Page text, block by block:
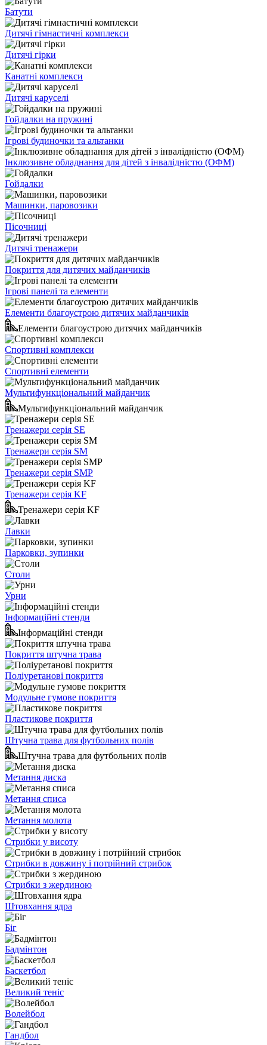
Батути
Дитячі гімнастичні комплекси
Дитячі гірки
Канатні комплекси
Дитячі каруселі
Гойдалки на пружині
Ігрові будиночки та альтанки
Інклюзивне обладнання для дітей з інвалідністю (ОФМ)
Гойдалки
Машинки, паровозики
Пісочниці
Дитячі тренажери
Покриття для дитячих майданчиків
Ігрові панелі та елементи
Елементи благоустрою дитячих майданчиків
Елементи благоустрою дитячих майданчиків
Спортивні комплекси
Спортивні елементи
Мультифункціональний майданчик
Мультифункціональний майданчик
Тренажери серія SE
Тренажери серія SM
Тренажери серія SMP
Тренажери серія KF
Тренажери серія KF
Лавки
Парковки, зупинки
Столи
Урни
Інформаційні стенди
Інформаційні стенди
Покриття штучна трава
Поліуретанові покриття
Модульне гумове покриття
Пластикове покриття
Штучна трава для футбольних полів
Штучна трава для футбольних полів
Метання диска
Метання списа
Метання молота
Стрибки у висоту
Стрибки в довжину і потрійний стрибок
Стрибки з жердиною
Штовхання ядра
Біг
Бадмінтон
Баскетбол
Великий теніс
Волейбол
Гандбол